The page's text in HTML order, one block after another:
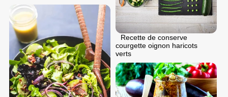
Recette de conserve
courgette oignon haricots
verts